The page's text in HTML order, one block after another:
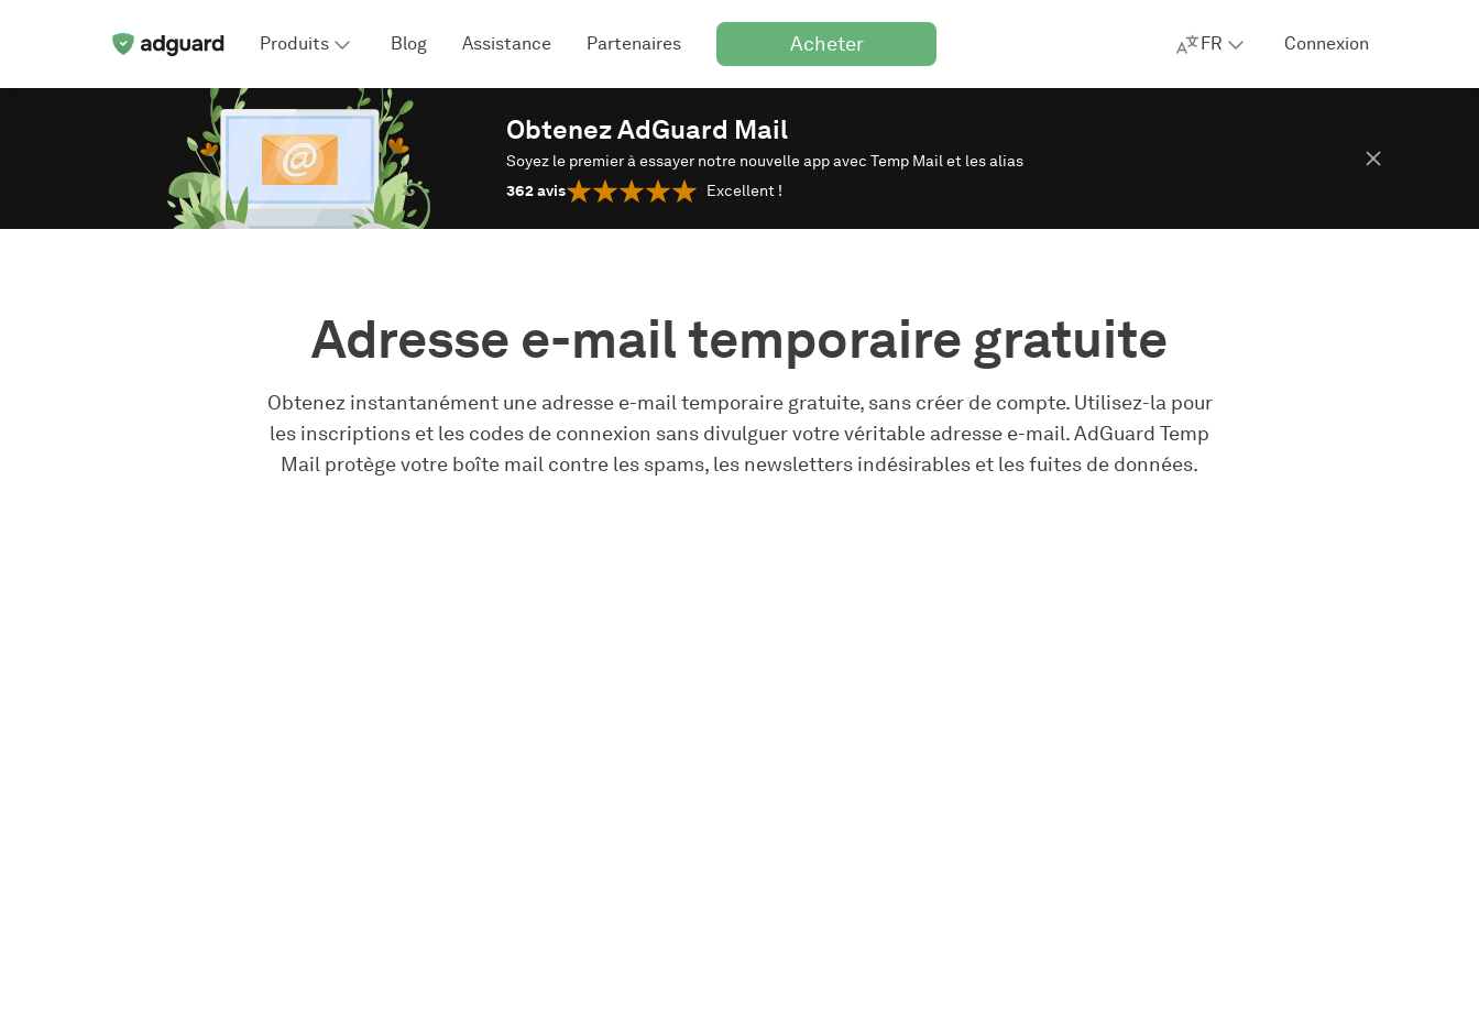
Produits Blog Assistance Partenaires Acheter FR Connexion
Obtenez AdGuard Mail
Soyez le premier à essayer notre nouvelle app avec Temp Mail et les alias
362avis Excellent !
Adresse e-mail temporaire gratuite
Obtenez instantanément une adresse e-mail temporaire gratuite, sans créer de compte. Utilisez-la pour
les inscriptions et les codes de connexion sans divulguer votre véritable adresse e-mail. AdGuard Temp
Mail protège votre boîte mail contre les spams, les newsletters indésirables et les fuites de données.